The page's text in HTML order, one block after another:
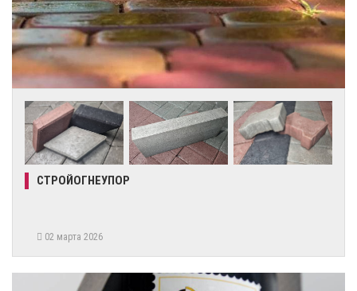
СТРОЙОГНЕУПОР
02 марта 2026